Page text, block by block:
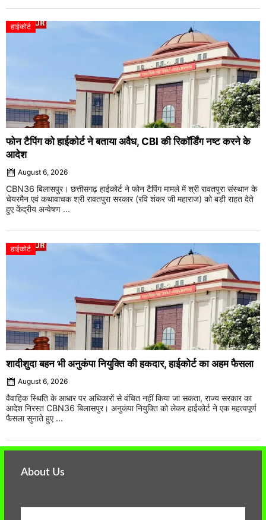
हाईकोर्ट
फोन टैपिंग को हाईकोर्ट ने बताया अवैध, CBI की रिकॉर्डिंग नष्ट करने के
आदेश
August 6, 2026
CBN36 बिलासपुर। छत्तीसगढ़ हाईकोर्ट ने फोन टैपिंग मामले में श्री रावतपुरा संस्थान के
चेयरमैन एवं कथावाचक श्री रावतपुरा सरकार (रवि शंकर जी महाराज) को बड़ी राहत देते
हुए केंद्रीय अन्वेषण ...
हाईकोर्ट
शादीशुदा बहन भी अनुकंपा नियुक्ति की हकदार, हाईकोर्ट का अहम फैसला
August 6, 2026
वैवाहिक स्थिति के आधार पर अधिकारों से वंचित नहीं किया जा सकता, राज्य सरकार का
आदेश निरस्त CBN36 बिलासपुर। अनुकंपा नियुक्ति को लेकर हाईकोर्ट ने एक महत्वपूर्ण
फैसला सुनाते हुए ...
About Us